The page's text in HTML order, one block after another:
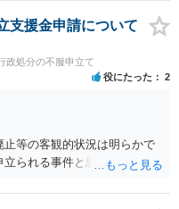
支援金申請について
政処分の不服申立て
役にたった 2
等の客観的状況は明らかで
られる事件と思います。